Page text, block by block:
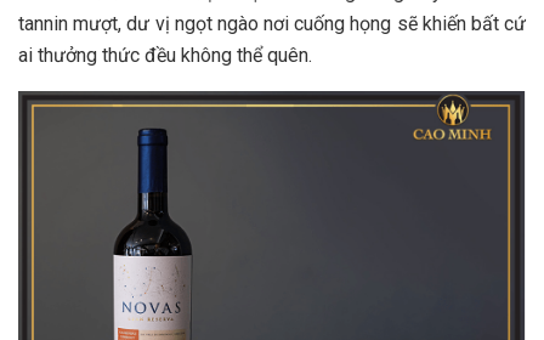
tannin mượt, dư vị ngọt ngào nơi cuống họng sẽ khiến bất cứ
ai thưởng thức đều không thể quên.